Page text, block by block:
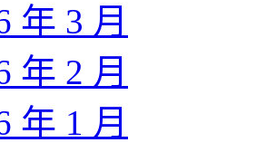
年 3 月
年 2 月
年 1 月